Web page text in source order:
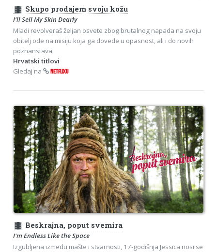
theaters Skupo prodajem svoju kožu
I'll Sell My Skin Dearly
Mladi revolveraš željan osvete zbog brutalnog napada na svoju
obitelj ode na misiju koja ga dovede u opasnost, ali i do novih
poznanstava.
Hrvatski titlovi
Gledaj na
NETFLIXU
theaters Beskrajna, poput svemira
I'm Endless Like the Space
Izgubljena između mašte i stvarnosti, 17-godišnja Jessica nosi se